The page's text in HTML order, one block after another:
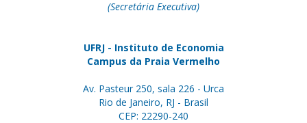
(Secretária Executiva)
UFRJ - Instituto de Economia
Campus da Praia Vermelho
Av. Pasteur 250, sala 226 - Urca
Rio de Janeiro, RJ - Brasil
CEP: 22290-240